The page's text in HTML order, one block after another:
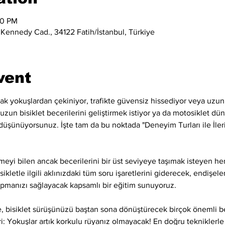
PM
Cad., 34122 Fatih/İstanbul, Türkiye
yokuşlardan çekiniyor, trafikte güvensiz hissediyor veya
bisiklet becerilerini geliştirmek istiyor ya da motosiklet
İşte tam da bu noktada "Deneyim Turları ile
bilen ancak becerilerini bir üst seviyeye taşımak isteyen
ilgili aklınızdaki tüm soru işaretlerini giderecek,
sağlayacak kapsamlı bir eğitim sunuyoruz.
bisiklet sürüşünüzü baştan sona dönüştürecek birçok önemli
Yokuşlar artık korkulu rüyanız olmayacak! En doğru tekniklerle